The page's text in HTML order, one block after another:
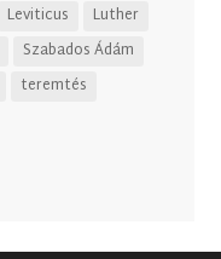
Leviticus
Luther
Szabados Ádám
teremtés